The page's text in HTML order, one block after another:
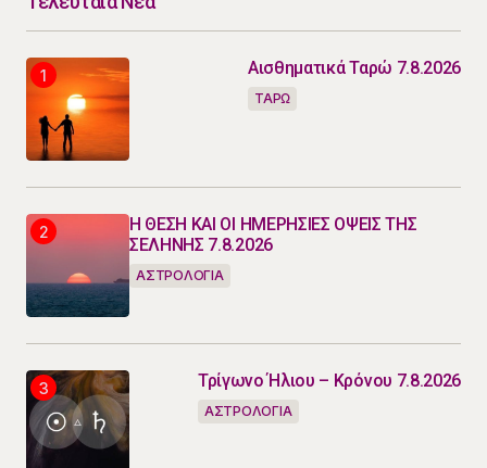
Αισθηματικά Ταρώ 7.8.2026
ΤΑΡΩ
Η ΘΕΣΗ ΚΑΙ ΟΙ ΗΜΕΡΗΣΙΕΣ ΟΨΕΙΣ ΤΗΣ
ΣΕΛΗΝΗΣ 7.8.2026
ΑΣΤΡΟΛΟΓΙΑ
Τρίγωνο Ήλιου – Κρόνου 7.8.2026
ΑΣΤΡΟΛΟΓΙΑ